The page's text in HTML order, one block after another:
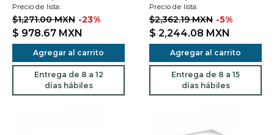
Precio de lista:
$1,271.00 MXN -23%
$ 978.67 MXN
Agregar al carrito
Entrega de 8 a 12
días hábiles
Precio de lista:
$2,362.19 MXN -5%
$ 2,244.08 MXN
Agregar al carrito
Entrega de 8 a 15
días hábiles